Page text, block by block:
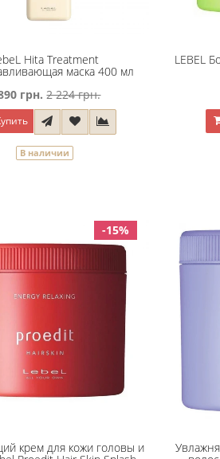
Hita Treatment
маска 400 мл
грн. 2 224 грн.
В наличии
LEBEL
-15%
крем для кожи головы и